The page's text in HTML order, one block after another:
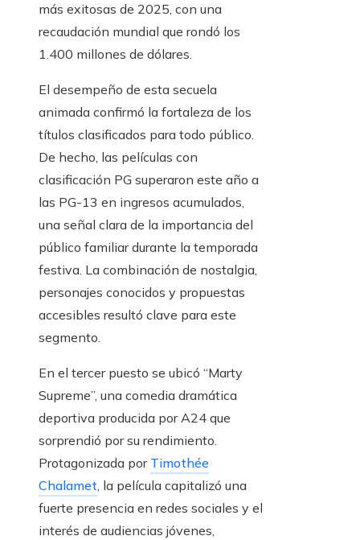
más exitosas de 2025, con una
recaudación mundial que rondó los
1.400 millones de dólares.
El desempeño de esta secuela
animada confirmó la fortaleza de los
títulos clasificados para todo público.
De hecho, las películas con
clasificación PG superaron este año a
las PG-13 en ingresos acumulados,
una señal clara de la importancia del
público familiar durante la temporada
festiva. La combinación de nostalgia,
personajes conocidos y propuestas
accesibles resultó clave para este
segmento.
En el tercer puesto se ubicó “Marty
Supreme”, una comedia dramática
deportiva producida por A24 que
sorprendió por su rendimiento.
Protagonizada por Timothée
Chalamet, la película capitalizó una
fuerte presencia en redes sociales y el
interés de audiencias jóvenes,